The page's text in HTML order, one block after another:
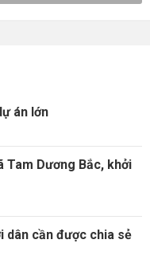
án lớn
Tam Dương Bắc, khởi
dân cần được chia sẻ